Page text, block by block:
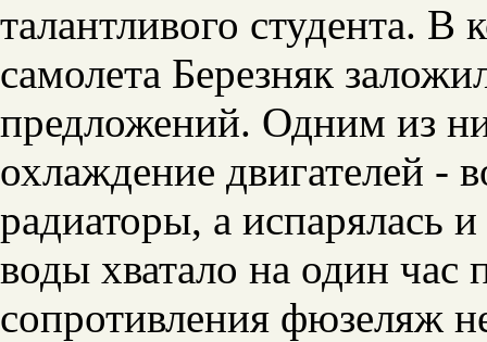
талантливого студента.
самолета Березняк
предложений. Одним из
охлаждение двигателей -
радиаторы, а испарялась
воды хватало на один
сопротивления фюзеляж